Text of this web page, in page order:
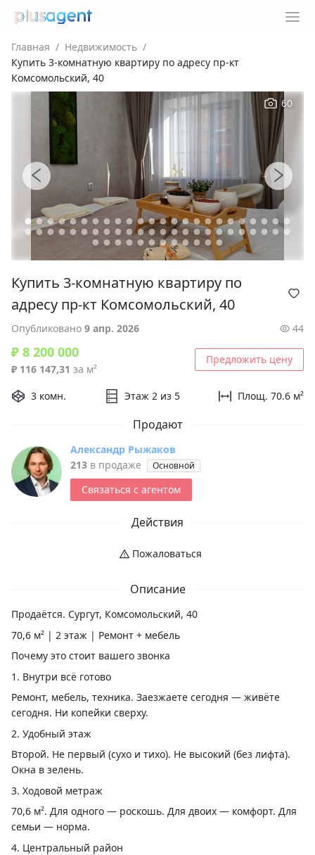
Главная / Недвижимость /
Купить 3-комнатную квартиру по адресу пр-кт
Комсомольский, 40
60
Купить 3-комнатную квартиру по
адресу пр-кт Комсомольский, 40
Опубликовано 9 апр. 2026 44
₽ 8 200 000
₽ 116 147,31 за м²
Предложить цену
3 комн. Этаж 2 из 5 Площ. 70.6 м²
Продают
Александр Рыжаков
213 в продаже Основной
Связаться с агентом
Действия
Пожаловаться
Описание
Продаётся. Сургут, Комсомольский, 40
70,6 м² | 2 этаж | Ремонт + мебель
Почему это стоит вашего звонка
1. Внутри всё готово
Ремонт, мебель, техника. Заезжаете сегодня — живёте
сегодня. Ни копейки сверху.
2. Удобный этаж
Второй. Не первый (сухо и тихо). Не высокий (без лифта).
Окна в зелень.
3. Ходовой метраж
70,6 м². Для одного — роскошь. Для двоих — комфорт. Для
семьи — норма.
4. Центральный район